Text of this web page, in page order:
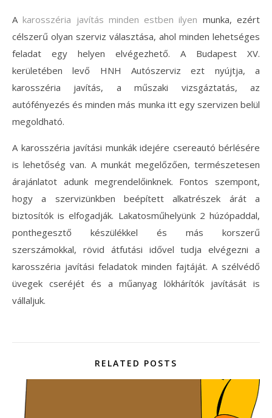
A karosszéria javítás minden estben ilyen munka, ezért
célszerű olyan szerviz választása, ahol minden lehetséges
feladat egy helyen elvégezhető. A Budapest XV.
kerületében levő HNH Autószerviz ezt nyújtja, a
karosszéria javítás, a műszaki vizsgáztatás, az
autófényezés és minden más munka itt egy szervizen belül
megoldható.
A karosszéria javítási munkák idejére csereautó bérlésére
is lehetőség van. A munkát megelőzően, természetesen
árajánlatot adunk megrendelőinknek. Fontos szempont,
hogy a szervizünkben beépített alkatrészek árát a
biztosítók is elfogadják. Lakatosműhelyünk 2 húzópaddal,
ponthegesztő készülékkel és más korszerű
szerszámokkal, rövid átfutási idővel tudja elvégezni a
karosszéria javítási feladatok minden fajtáját. A szélvédő
üvegek cseréjét és a műanyag lökhárítók javítását is
vállaljuk.
RELATED POSTS